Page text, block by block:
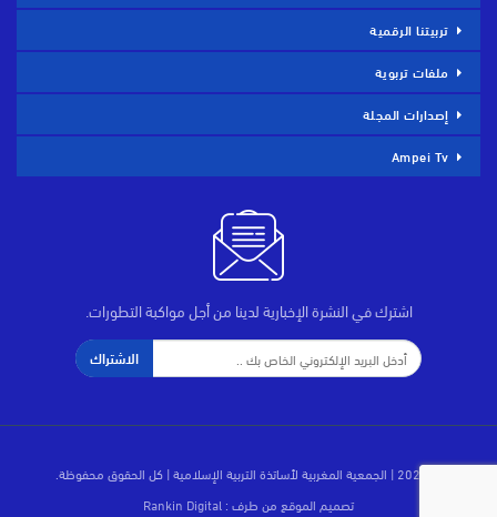
تربيتنا الرقمية
ملفات تربوية
إصدارات المجلة
Ampei Tv
اشترك في النشرة الإخبارية لدينا من أجل مواكبة التطورات.
الاشتراك
© 2026 | الجمعية المغربية لأساتذة التربية الإسلامية | كل الحقوق محفوظة.
تصميم الموقع من طرف :Rankin Digital